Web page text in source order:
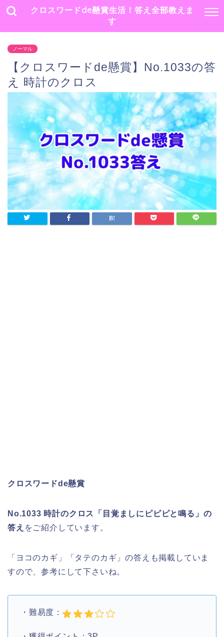
クロスワードde懸賞生活！答え全部教えま
す
ノーマル
【クロスワードde懸賞】No.1033の答
え 時計のクロス
クロスワードde懸賞
No.1033 時計のクロス「目覚ましにピピピと鳴る」の
答え をご紹介しています。
「ヨコのカギ」「タテのカギ」の答えも掲載していま
すので、参考にして下さいね。
・難易度：